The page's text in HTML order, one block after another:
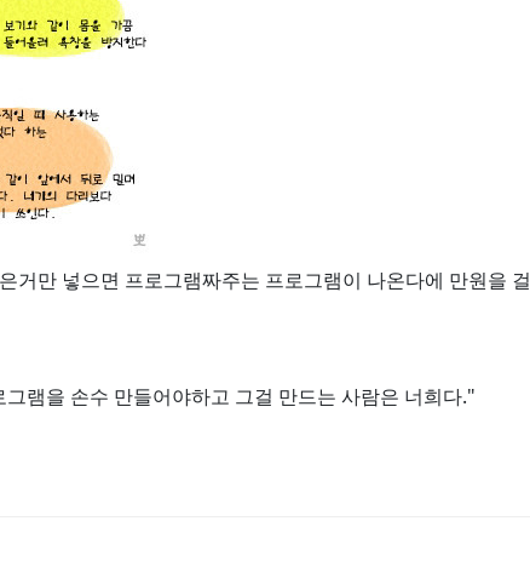
거만 넣으면 프로그램짜주는 프로그램이 나온다에 만원을 걸
램을 손수 만들어야하고 그걸 만드는 사람은 너희다."